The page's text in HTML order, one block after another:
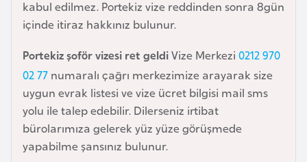
kabul edilmez. Portekiz vize reddinden sonra 8gün
içinde itiraz hakkınız bulunur.
Portekiz şoför vizesi ret geldiVize Merkezi 0212 970
02 77 numaralı çağrı merkezimize arayarak size
uygun evrak listesi ve vize ücret bilgisi mail sms
yolu ile talep edebilir. Dilerseniz irtibat
bürolarımıza gelerek yüz yüze görüşmede
yapabilme şansınız bulunur.
u
B
e
l
ç
i